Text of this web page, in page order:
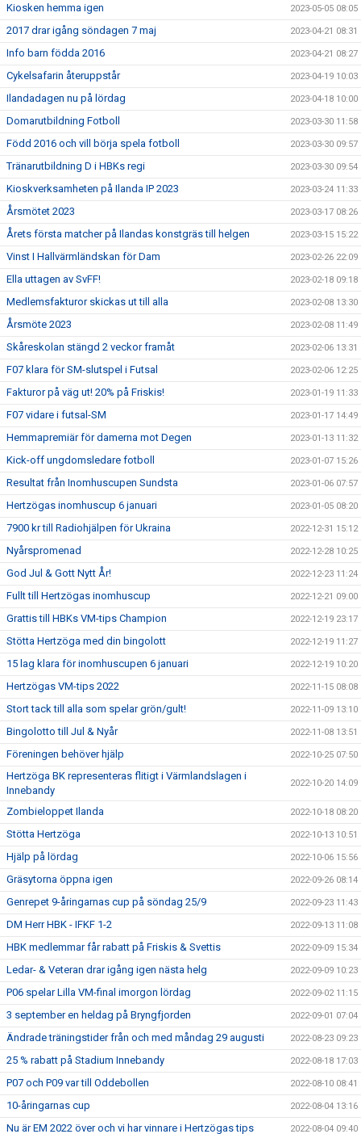
Kiosken hemma igen 2023-05-05 08:05
2017 drar igång söndagen 7 maj 2023-04-21 08:31
Info barn födda 2016 2023-04-21 08:27
Cykelsafarin återuppstår 2023-04-19 10:03
Ilandadagen nu på lördag 2023-04-18 10:00
Domarutbildning Fotboll 2023-03-30 11:58
Född 2016 och vill börja spela fotboll 2023-03-30 09:57
Tränarutbildning D i HBKs regi 2023-03-30 09:54
Kioskverksamheten på Ilanda IP 2023 2023-03-24 11:33
Årsmötet 2023 2023-03-17 08:26
Årets första matcher på Ilandas konstgräs till helgen 2023-03-15 15:22
Vinst I Hallvärmländskan för Dam 2023-02-26 22:09
Ella uttagen av SvFF! 2023-02-18 09:18
Medlemsfakturor skickas ut till alla 2023-02-08 13:30
Årsmöte 2023 2023-02-08 11:49
Skåreskolan stängd 2 veckor framåt 2023-02-06 13:31
F07 klara för SM-slutspel i Futsal 2023-02-06 12:25
Fakturor på väg ut! 20% på Friskis! 2023-01-19 11:33
F07 vidare i futsal-SM 2023-01-17 14:49
Hemmapremiär för damerna mot Degen 2023-01-13 11:32
Kick-off ungdomsledare fotboll 2023-01-07 15:26
Resultat från Inomhuscupen Sundsta 2023-01-06 07:57
Hertzögas inomhuscup 6 januari 2023-01-05 08:20
7900 kr till Radiohjälpen för Ukraina 2022-12-31 15:12
Nyårspromenad 2022-12-28 10:25
God Jul & Gott Nytt År! 2022-12-23 11:24
Fullt till Hertzögas inomhuscup 2022-12-21 09:00
Grattis till HBKs VM-tips Champion 2022-12-19 23:17
Stötta Hertzöga med din bingolott 2022-12-19 11:27
15 lag klara för inomhuscupen 6 januari 2022-12-19 10:20
Hertzögas VM-tips 2022 2022-11-15 08:08
Stort tack till alla som spelar grön/gult! 2022-11-09 13:10
Bingolotto till Jul & Nyår 2022-11-08 13:51
Föreningen behöver hjälp 2022-10-25 07:50
Hertzöga BK representeras flitigt i Värmlandslagen i
Innebandy
2022-10-20 14:09
Zombieloppet Ilanda 2022-10-18 08:20
Stötta Hertzöga 2022-10-13 10:51
Hjälp på lördag 2022-10-06 15:56
Gräsytorna öppna igen 2022-09-26 08:14
Genrepet 9-åringarnas cup på söndag 25/9 2022-09-23 11:43
DM Herr HBK - IFKF 1-2 2022-09-13 11:08
HBK medlemmar får rabatt på Friskis & Svettis 2022-09-09 15:34
Ledar- & Veteran drar igång igen nästa helg 2022-09-09 10:23
P06 spelar Lilla VM-final imorgon lördag 2022-09-02 11:15
3 september en heldag på Bryngfjorden 2022-09-01 07:04
Ändrade träningstider från och med måndag 29 augusti 2022-08-23 09:23
25 % rabatt på Stadium Innebandy 2022-08-18 17:03
P07 och P09 var till Oddebollen 2022-08-10 08:41
10-åringarnas cup 2022-08-04 13:16
Nu är EM 2022 över och vi har vinnare i Hertzögas tips 2022-08-04 09:40